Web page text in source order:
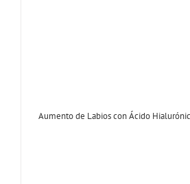
Aumento de Labios con Ácido